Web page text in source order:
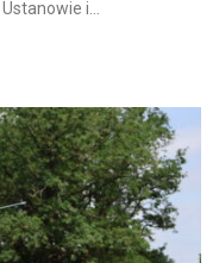
add_circle_outline
i…